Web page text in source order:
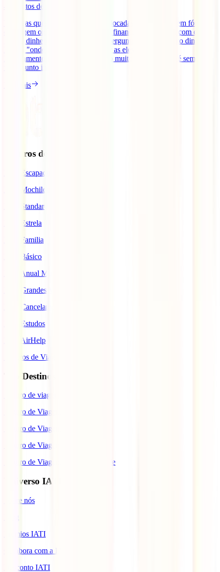
minutos de leitura
Uma das questões muitas vezes colocadas por viajantes em fóruns
de viagem online tem a ver com as finanças em viagem, com como
gerir o dinheiro fora de Portugal. Perguntas como "quanto dinheiro
levar", "onde trocar", "como evitar as elevadas taxas de
levantamento nos multibancos" são muito comuns. Este é sempre
um assunto importante no [...]
Ler mais
Seguros de Viagem
IATI Escapadinhas
IATI Mochileiro
IATI Standard
IATI Estrela
IATI Familia
IATI Básico
IATI Anual Multiviagem
IATI Grandes Viajantes
IATI Cancelamento Premium
IATI Estudos
IATI AirHelp
Seguros de Viagem
Top Destinos
Seguro de viagem para o Japão
Seguro de Viagem para os EUA
Seguro de Viagem para o Brasil
Seguro de Viagem para Tailândia
Seguro de Viagem para Cabo Verde
Universo IATI
Sobre nós
Prémios IATI
Colabora com a IATI
Desconto IATI